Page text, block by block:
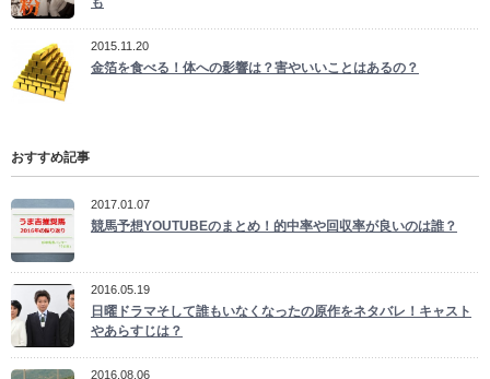
2015.11.20
金箔を食べる！体への影響は？害やいいことはあるの？
おすすめ記事
2017.01.07
競馬予想YOUTUBEのまとめ！的中率や回収率が良いのは誰？
2016.05.19
日曜ドラマそして誰もいなくなったの原作をネタバレ！キャスト
やあらすじは？
2016.08.06